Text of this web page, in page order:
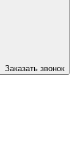
Заказать звонок